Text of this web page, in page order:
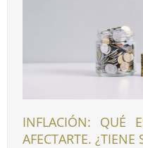
INFLACIÓN: QUÉ
AFECTARTE. ¿TIENE